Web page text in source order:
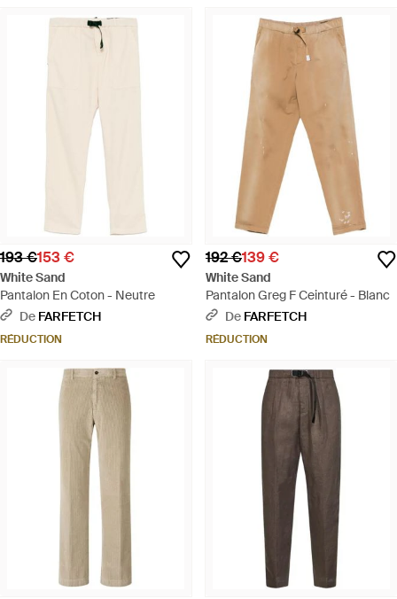
193 €153 €
White Sand
Pantalon En Coton - Neutre
De FARFETCH
RÉDUCTION
192 €139 €
White Sand
Pantalon Greg F Ceinturé - Blanc
De FARFETCH
RÉDUCTION